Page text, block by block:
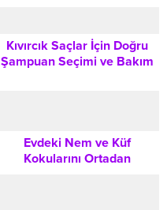
Kıvırcık Saçlar İçin Doğru
Şampuan Seçimi ve Bakım
Evdeki Nem ve Küf
Kokularını Ortadan